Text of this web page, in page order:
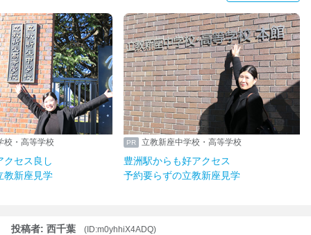
校・高等学校
クセス良し
教新座見学
立教新座中学校・高等学校
豊洲駅からも好アクセス
予約要らずの立教新座見学
投稿者: 西千葉
(ID:m0yhhiX4ADQ)